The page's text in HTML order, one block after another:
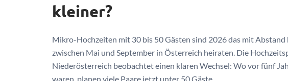
kleiner?
Mikro-Hochzeiten mit 30 bis 50 Gästen sind 2026 das mit
zwischen Mai und September in Österreich heiraten. Die
Niederösterreich beobachtet einen klaren Wechsel: Wo vor fünf
waren, planen viele Paare jetzt unter 50 Gäste.